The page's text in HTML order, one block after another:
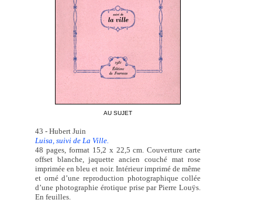
AU SUJET
43 - Hubert Juin
Luisa, suivi de La Ville.
48 pages, format 15,2 x 22,5 cm. Couverture carte
offset blanche, jaquette ancien couché mat rose
imprimée en bleu et noir. Intérieur imprimé de même
et orné d’une reproduction photographique collée
d’une photographie érotique prise par Pierre Louÿs.
En feuilles.